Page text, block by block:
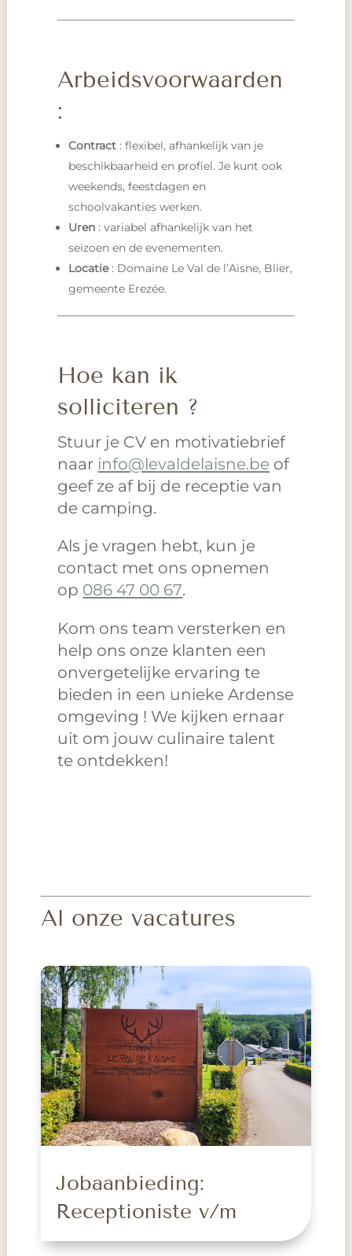
Arbeidsvoorwaarden
:
Contract : flexibel, afhankelijk van je
beschikbaarheid en profiel. Je kunt ook
weekends, feestdagen en
schoolvakanties werken.
Uren : variabel afhankelijk van het
seizoen en de evenementen.
Locatie: Domaine Le Val de l’Aisne, Blier,
gemeente Erezée.
Hoe kan ik
solliciteren ?
Stuur je CV en motivatiebrief
naar info@levaldelaisne.be of
geef ze af bij de receptie van
de camping.
Als je vragen hebt, kun je
contact met ons opnemen
op 086 47 00 67.
Kom ons team versterken en
help ons onze klanten een
onvergetelijke ervaring te
bieden in een unieke Ardense
omgeving ! We kijken ernaar
uit om jouw culinaire talent
te ontdekken!
Al onze vacatures
Jobaanbieding:
Receptioniste v/m